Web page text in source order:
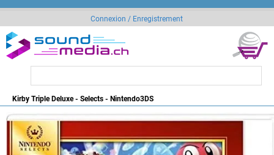
Connexion / Enregistrement
Kirby Triple Deluxe - Selects - Nintendo3DS